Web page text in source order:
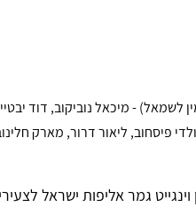
לשמאל) - מיכאל נוביקוב, דוד
פיסחוב, ליאור דרור, מארק
2026, התקיים במכון וינגייט גמר אליפות